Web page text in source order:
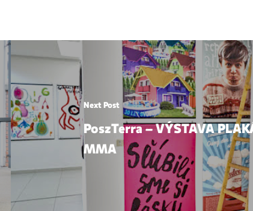
Next Post
PoszTerra – VÝSTAVA
MMA